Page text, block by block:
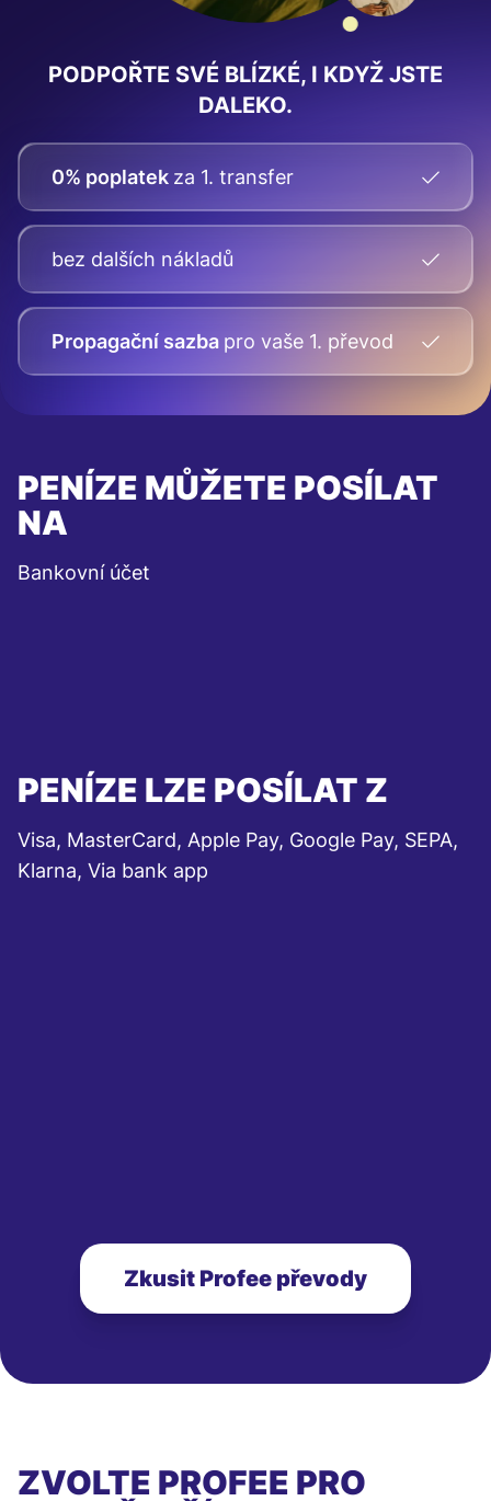
PODPOŘTE SVÉ BLÍZKÉ, I KDYŽ JSTE
DALEKO.
0% poplatek za 1. transfer
bez dalších nákladů
Propagační sazba pro vaše 1. převod
PENÍZE MŮŽETE POSÍLAT
NA
Bankovní účet
PENÍZE LZE POSÍLAT Z
Visa, MasterCard, Apple Pay, Google Pay, SEPA,
Klarna, Via bank app
Zkusit Profee převody
ZVOLTE PROFEE PRO